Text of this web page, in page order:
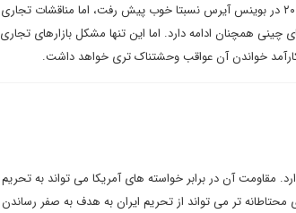
مذاکرات دونالد ترامپ و شی جین پینگ در حاشیه اجلاس گروه ۲۰ در بوینس آیرس نسبتا خوب پیش رفت، اما مناقشات تجاری
همچنان ادامه دارد. اما این تنها مشکل بازارهای تجاری
خواندن آن عواقب وحشتناک‌ تری خواهد داشت.
مقاومت آن در برابر خواسته های آمریکا می تواند به تحریم
تر می تواند از تحریم ایران به هدف به صفر رساندن